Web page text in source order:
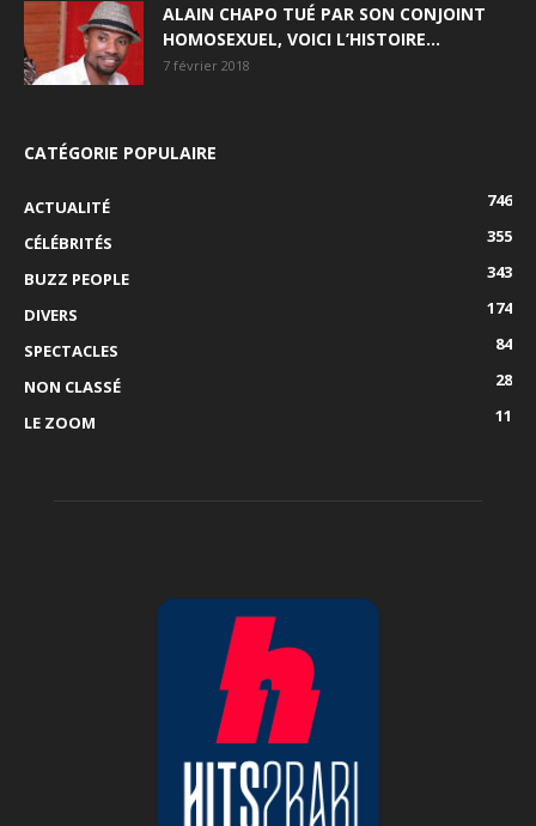
ALAIN CHAPO TUÉ PAR SON CONJOINT
HOMOSEXUEL, VOICI L’HISTOIRE…
7 février 2018
CATÉGORIE POPULAIRE
ACTUALITÉ
746
CÉLÉBRITÉS
355
BUZZ PEOPLE
343
DIVERS
174
SPECTACLES
84
NON CLASSÉ
28
LE ZOOM
11